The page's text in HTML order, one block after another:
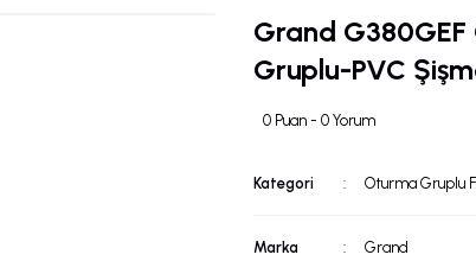
Grand
Gruplu-PVC
0 Puan - 0 Yorum
Kategori Oturma Gruplu
Marka Grand